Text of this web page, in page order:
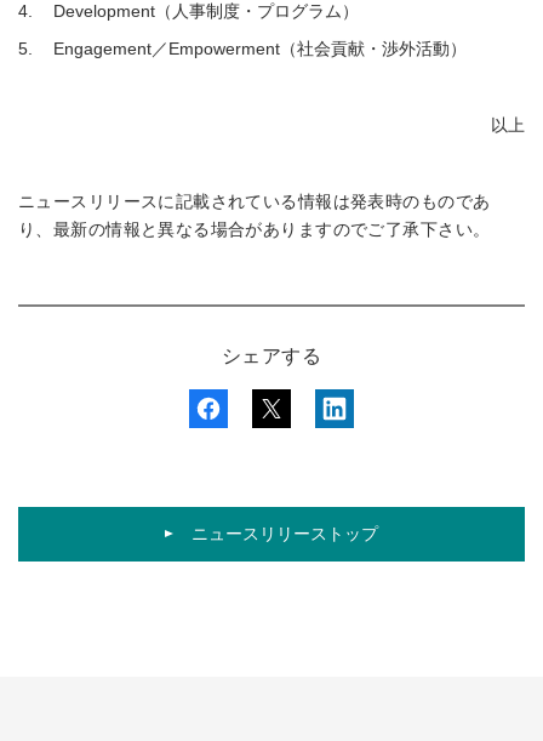
Development（人事制度・プログラム）
Engagement／Empowerment（社会貢献・渉外活動）
以上
ニュースリリースに記載されている情報は発表時のものであ
り、最新の情報と異なる場合がありますのでご了承下さい。
シェアする
ニュースリリーストップ